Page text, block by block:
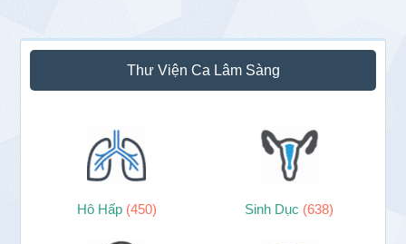
Sidebar
chính
Thư Viện Ca Lâm Sàng
Hô Hấp (450) Sinh Dục (638)